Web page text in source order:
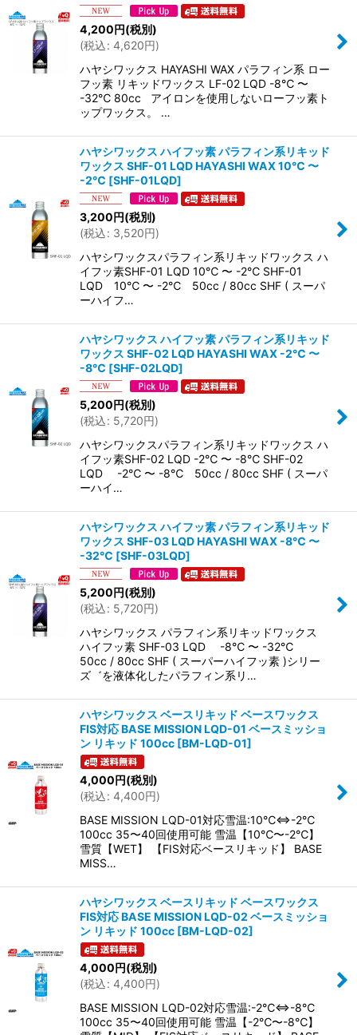
4,200円(税別)
(税込: 4,620円)
ハヤシワックス HAYASHI WAX パラフィン系 ロー
フッ素 リキッドワックス LF-02 LQD -8℃ 〜
-32℃ 80cc アイロンを使用しないローフッ素ト
ップワックス。 …
ハヤシワックス ハイフッ素 パラフィン系リキッド
ワックス SHF-01 LQD HAYASHI WAX 10℃ 〜
-2℃ [SHF-01LQD]
3,200円(税別)
(税込: 3,520円)
ハヤシワックスパラフィン系リキッドワックス ハ
イフッ素SHF-01 LQD 10℃ 〜 -2℃ SHF-01
LQD 10℃ 〜 -2℃ 50cc / 80cc SHF ( スーパ
ーハイフ…
ハヤシワックス ハイフッ素 パラフィン系リキッド
ワックス SHF-02 LQD HAYASHI WAX -2℃ 〜
-8℃ [SHF-02LQD]
5,200円(税別)
(税込: 5,720円)
ハヤシワックスパラフィン系リキッドワックス ハ
イフッ素SHF-02 LQD -2℃ 〜 -8℃ SHF-02
LQD -2℃ 〜 -8℃ 50cc / 80cc SHF ( スーパ
ーハイ…
ハヤシワックス ハイフッ素 パラフィン系リキッド
ワックス SHF-03 LQD HAYASHI WAX -8℃ 〜
-32℃ [SHF-03LQD]
5,200円(税別)
(税込: 5,720円)
ハヤシワックス パラフィン系リキッドワックス
ハイフッ素 SHF-03 LQD -8℃ 〜 -32℃
50cc / 80cc SHF ( スーパーハイフッ素 )シリー
ズ゛を液体化したパラフィン系リ…
ハヤシワックス ベースリキッド ベースワックス
FIS対応 BASE MISSION LQD-01 ベースミッショ
ン リキッド 100cc [BM-LQD-01]
4,000円(税別)
(税込: 4,400円)
BASE MISSION LQD-01対応雪温:10℃⇔-2℃
100cc 35〜40回使用可能 雪温【10℃〜-2℃】
雪質【WET】 【FIS対応ベースリキッド】 BASE
MISS…
ハヤシワックス ベースリキッド ベースワックス
FIS対応 BASE MISSION LQD-02 ベースミッショ
ン リキッド 100cc [BM-LQD-02]
4,000円(税別)
(税込: 4,400円)
BASE MISSION LQD-02対応雪温:-2℃⇔-8℃
100cc 35〜40回使用可能 雪温【-2℃〜-8℃】